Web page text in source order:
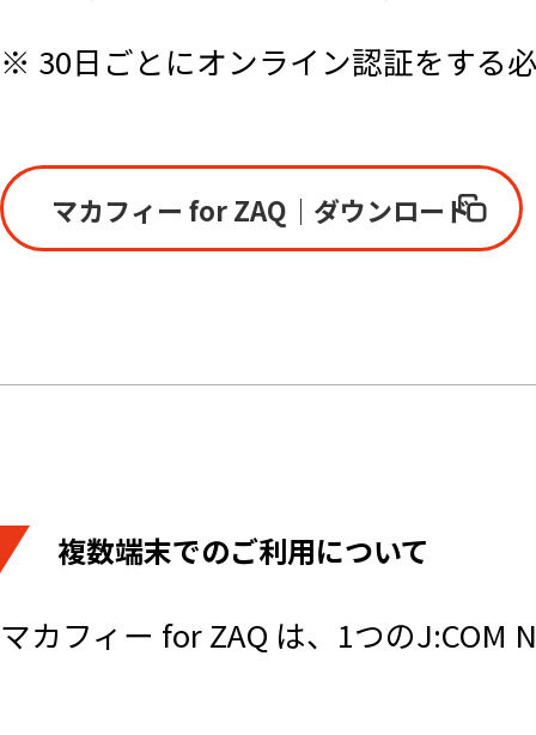
す。
の利用条件は変更後の規約（以下
のウェブサイト上（以下、当社サ
ものとします。
■ 本サービスの内容
則ります。
本サービスは、１契約につき契約
※ 30日ごとにオンライン認証をする
マカフィー for ZAQ｜ダウンロード
複数端末でのご利用について
マカフィー for ZAQ は、1つのJ:COM